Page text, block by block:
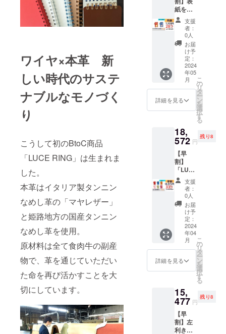
ワイヤ×本革 新
しい時代のサステ
ナブルなモノづく
り
こうして初のBtoC商品
「LUCE RING」は生まれま
した。
本革はイタリア製タンニン
なめし革の「マヤレザー」
と姫路地方の国産タンニン
なめし革を使用。
原材料は全て食肉牛の副産
物で、革を通じていただい
た命を再び活かすことを大
切にしています。
備しお
り （一
般販売
価格
9,240円
より
2,402円
お得）
紙を着
せ替え
出来る
「LUCE
RING
dress」
2冊セッ
ト 付属
品(1冊
につ
き)：交
換リ
フィル
(50
ティッ
ク、予
備リン
グ、予
備しお
り、和
柄厚紙1
枚(柄は
ランダ
ム)、白
厚紙2枚
（一般
販売価
格9,900
円より
2,772円
お得）
支援
者：
0人
お届
け予
定：
2024
年05
月
詳細を見る
こ
の
リ
タ
ー
ン
を
選
択
す
る
18,
572 円
残り8
【早
割】
「LUCE
RING」
全色
セット
キャメ
ル、ブ
ルー、
レッ
ド、サ
クラ、
メロ
ン、ボ
ルドー
の6色
です。
付属品
(1冊に
つき)：
交換リ
フィル
支援
者：
0人
お届
け予
定：
2024
年04
月
詳細を見る
こ
の
リ
タ
ー
ン
を
選
択
す
る
15,
477 円
残り8
【早
割】左
利きの